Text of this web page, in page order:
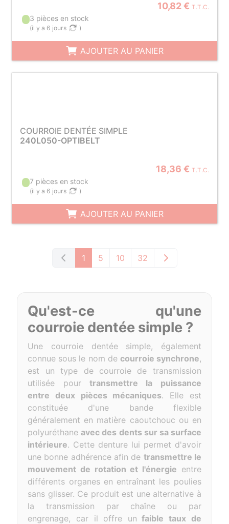
10,82 € T.T.C.
3 pièces en stock
(il y a 6 jours )
AJOUTER AU PANIER
COURROIE DENTÉE SIMPLE
240L050-OPTIBELT
18,36 € T.T.C.
7 pièces en stock
(il y a 6 jours )
AJOUTER AU PANIER
1 5 10 32
Qu'est-ce qu'une
courroie dentée simple ?
Une courroie dentée simple, également
connue sous le nom de courroie synchrone,
est un type de courroie de transmission
utilisée pour transmettre la puissance
entre deux pièces mécaniques. Elle est
constituée d'une bande flexible
généralement en matière caoutchouc ou en
polyuréthaneavec des dents sur sa surface
intérieure. Cette denture lui permet d'avoir
une bonne adhérence afin de transmettre le
mouvement de rotation et l'énergie entre
différents organes en entraînant les poulies
sans glisser. Ce produit est une alternative à
la transmission par chaîne ou par
engrenage, car il offre un faible taux de